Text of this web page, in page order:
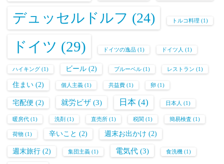
デュッセルドルフ (24) トルコ料理 (1)
ドイツ (29) ドイツの逸品 (1) ドイツ人 (1)
ハイキング (1) ビール (2) ブルーベル (1) レストラン (1)
住まい (2) 個人主義 (1) 共益費 (1) 卵 (1)
宅配便 (2) 就労ビザ (3) 日本 (4) 日本人 (1)
暖房代 (1) 洗剤 (1) 直売所 (1) 税関 (1) 簡易検査 (1)
荷物 (1) 辛いこと (2) 週末お出かけ (2)
週末旅行 (2) 集団主義 (1) 電気代 (3) 食洗機 (1)